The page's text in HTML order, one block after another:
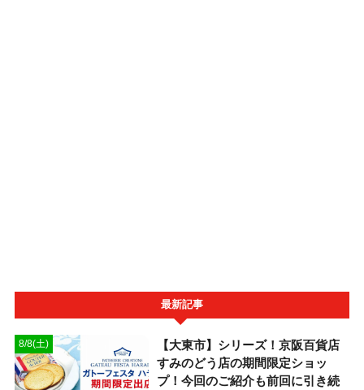
最新記事
8/8(土)
【大東市】シリーズ！京阪百貨店
すみのどう店の期間限定ショッ
プ！今回のご紹介も前回に引き続